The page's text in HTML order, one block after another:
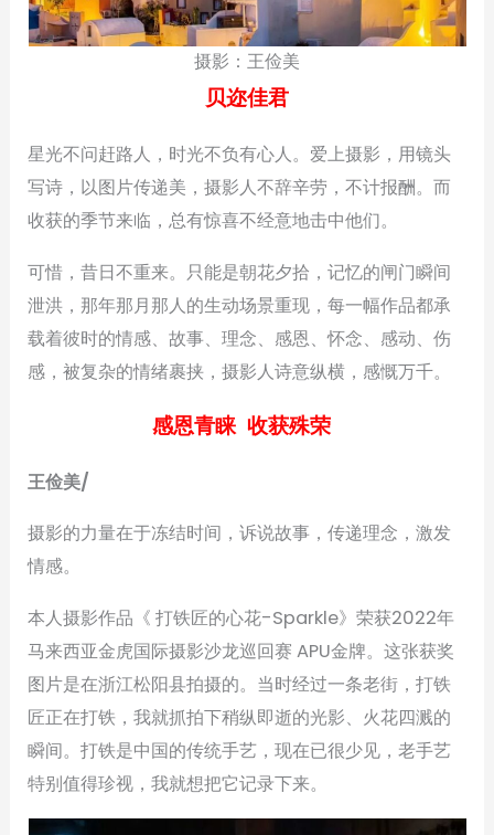
摄影：王俭美
贝迩佳君
星光不问赶路人，时光不负有心人。爱上摄影，用镜头
写诗，以图片传递美，摄影人不辞辛劳，不计报酬。而
收获的季节来临，总有惊喜不经意地击中他们。
可惜，昔日不重来。只能是朝花夕拾，记忆的闸门瞬间
泄洪，那年那月那人的生动场景重现，每一幅作品都承
载着彼时的情感、故事、理念、感恩、怀念、感动、伤
感，被复杂的情绪裹挟，摄影人诗意纵横，感慨万千。
感恩青睐 收获殊荣
王俭美/
摄影的力量在于冻结时间，诉说故事，传递理念，激发
情感。
本人摄影作品《 打铁匠的心花-Sparkle》荣获2022年
马来西亚金虎国际摄影沙龙巡回赛 APU金牌。这张获奖
图片是在浙江松阳县拍摄的。当时经过一条老街，打铁
匠正在打铁，我就抓拍下稍纵即逝的光影、火花四溅的
瞬间。打铁是中国的传统手艺，现在已很少见，老手艺
特别值得珍视，我就想把它记录下来。